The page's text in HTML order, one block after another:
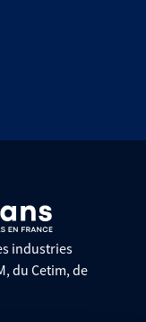
industries
du Cetim, de